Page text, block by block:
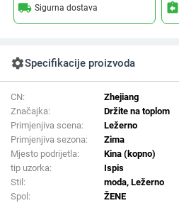
local_shipping Sigurna dostava assignment_return
settingsSpecifikacije proizvoda
CN:
Zhejiang
Značajka:
Držite na toplom
Primjenjiva scena:
Ležerno
Primjenjiva sezona:
Zima
Mjesto podrijetla:
Kina (kopno)
tip uzorka:
Ispis
Stil:
moda, Ležerno
Spol:
ŽENE